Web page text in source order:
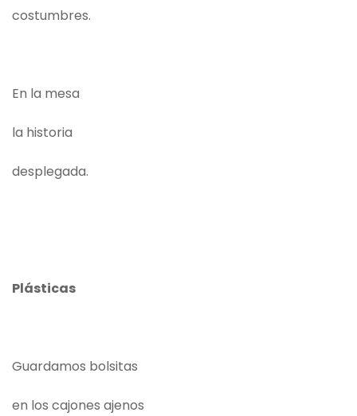
costumbres.
En la mesa
la historia
desplegada.
Plásticas
Guardamos bolsitas
en los cajones ajenos